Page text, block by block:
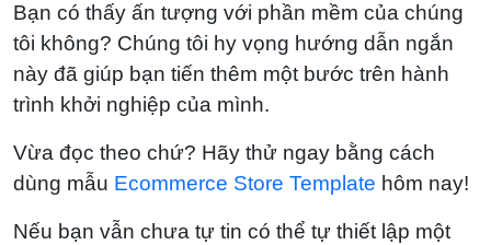
Bạn có thấy ấn tượng với phần mềm của chúng
tôi không? Chúng tôi hy vọng hướng dẫn ngắn
này đã giúp bạn tiến thêm một bước trên hành
trình khởi nghiệp của mình.
Vừa đọc theo chứ? Hãy thử ngay bằng cách
dùng mẫu Ecommerce Store Template hôm nay!
Nếu bạn vẫn chưa tự tin có thể tự thiết lập một